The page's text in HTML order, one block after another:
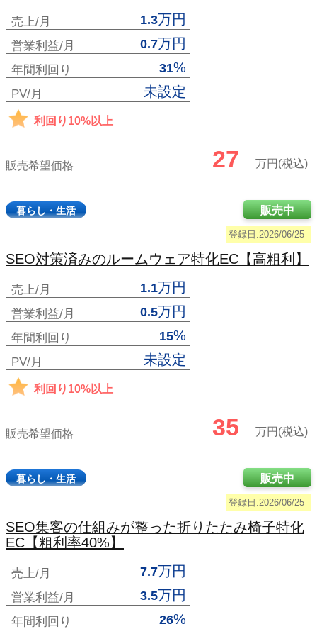
売上/月 1.3万円
営業利益/月 0.7万円
年間利回り 31%
PV/月 未設定
利回り10%以上
販売希望価格 27 万円(税込)
暮らし・生活
登録日:2026/06/25
販売中
SEO対策済みのルームウェア特化EC【高粗利】
売上/月 1.1万円
営業利益/月 0.5万円
年間利回り 15%
PV/月 未設定
利回り10%以上
販売希望価格 35 万円(税込)
暮らし・生活
登録日:2026/06/25
販売中
SEO集客の仕組みが整った折りたたみ椅子特化
EC【粗利率40%】
売上/月 7.7万円
営業利益/月 3.5万円
年間利回り 26%